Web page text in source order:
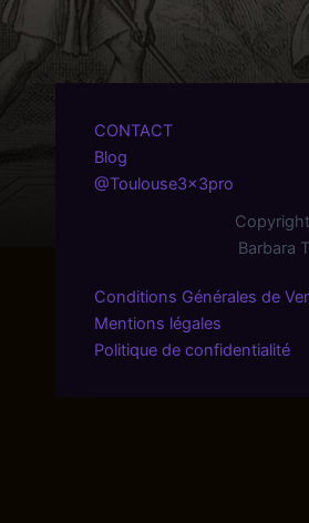
CONTACT
Blog
@Toulouse3x3pro
Barbara
Conditions Générales de
Mentions légales
Politique de confidentialité